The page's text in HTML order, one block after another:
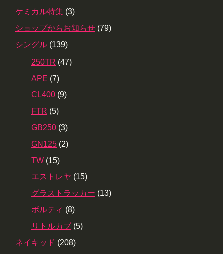
ケミカル特集 (3)
ショップからお知らせ (79)
シングル (139)
250TR (47)
APE (7)
CL400 (9)
FTR (5)
GB250 (3)
GN125 (2)
TW (15)
エストレヤ (15)
グラストラッカー (13)
ボルティ (8)
リトルカブ (5)
ネイキッド (208)